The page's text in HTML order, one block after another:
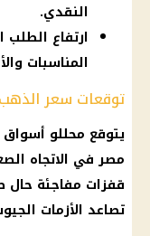
النقدي.
ارتفاع
المناسبات
توقعات سعر الذهب
يتوقع محللو
مصر في الاتجاه
قفزات مفاجئة حال
تصاعد الأزمات